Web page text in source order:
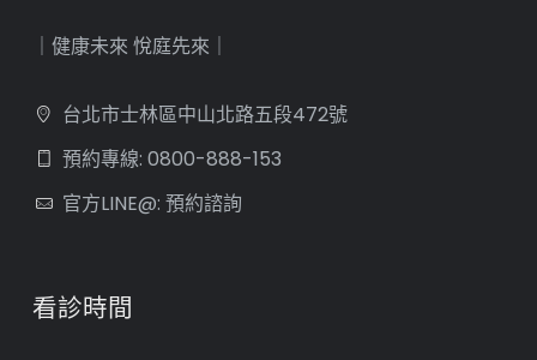
｜健康未來 悅庭先來｜
台北市士林區中山北路五段472號
預約專線: 0800-888-153
官方LINE@: 預約諮詢
看診時間